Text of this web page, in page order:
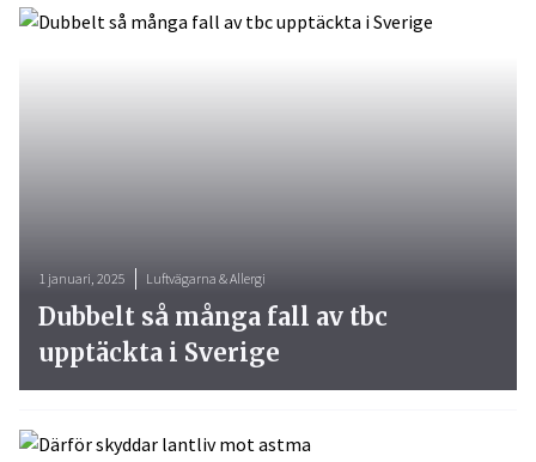
1 januari, 2025 Luftvägarna & Allergi
Dubbelt så många fall av tbc
upptäckta i Sverige